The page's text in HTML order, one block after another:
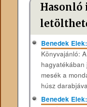
Hasonló
Benedek
Könyvajánló:
hagyatékában
mesék a
húsz
Benedek